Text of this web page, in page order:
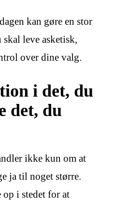
kan gøre en stor
leve asketisk,
over dine valg.
i det, du
det, du
ikke kun om at
ja til noget større.
i stedet for at